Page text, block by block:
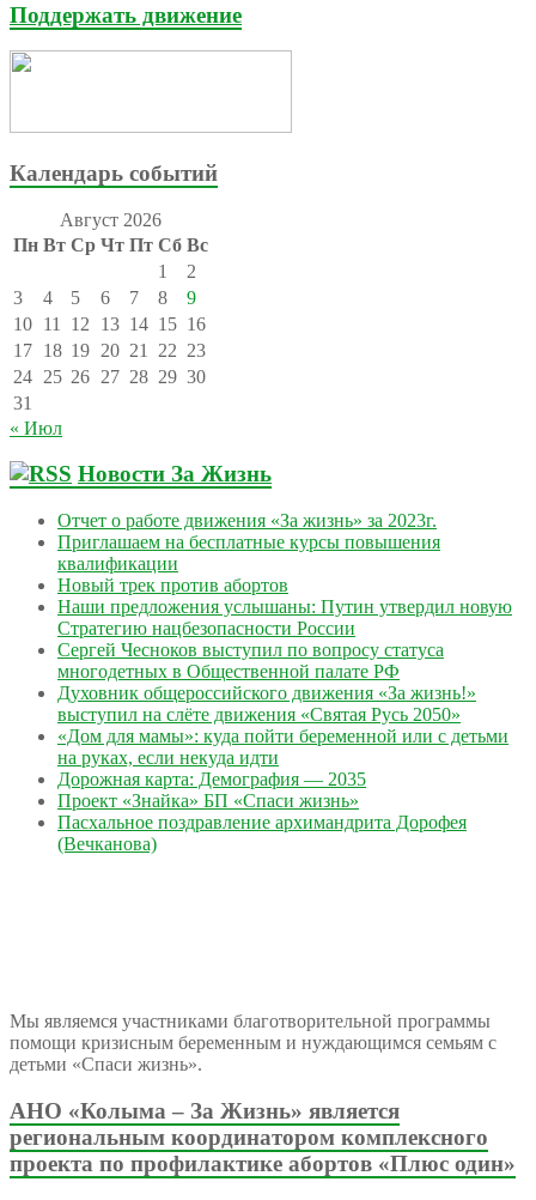
Поддержать движение
Календарь событий
Август 2026
Пн Вт Ср Чт Пт Сб Вс
1
2
3
4 5 6 7 8
9
10 11 12 13 14 15 16
17 18 19 20 21 22 23
24 25 26 27 28 29 30
31
« Июл
Новости За Жизнь
Отчет о работе движения «За жизнь» за 2023г.
Приглашаем на бесплатные курсы повышения
квалификации
Новый трек против абортов
Наши предложения услышаны: Путин утвердил новую
Стратегию нацбезопасности России
Сергей Чесноков выступил по вопросу статуса
многодетных в Общественной палате РФ
Духовник общероссийского движения «За жизнь!»
выступил на слёте движения «Святая Русь 2050»
«Дом для мамы»: куда пойти беременной или с детьми
на руках, если некуда идти
Дорожная карта: Демография — 2035
Проект «Знайка» БП «Спаси жизнь»
Пасхальное поздравление архимандрита Дорофея
(Вечканова)
Мы являемся участниками благотворительной программы
помощи кризисным беременным и нуждающимся семьям с
детьми «Спаси жизнь».
АНО «Колыма – За Жизнь» является
региональным координатором комплексного
проекта по профилактике абортов «Плюс один»